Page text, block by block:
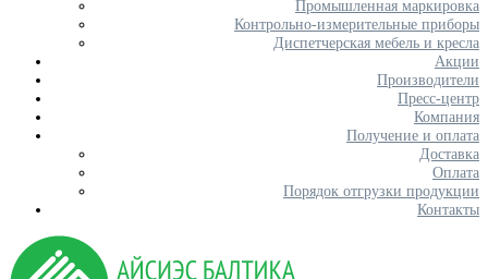
Промышленная маркировка
Контрольно-измерительные приборы
Диспетчерская мебель и кресла
Акции
Производители
Пресс-центр
Компания
Получение и оплата
Доставка
Оплата
Порядок отгрузки продукции
Контакты